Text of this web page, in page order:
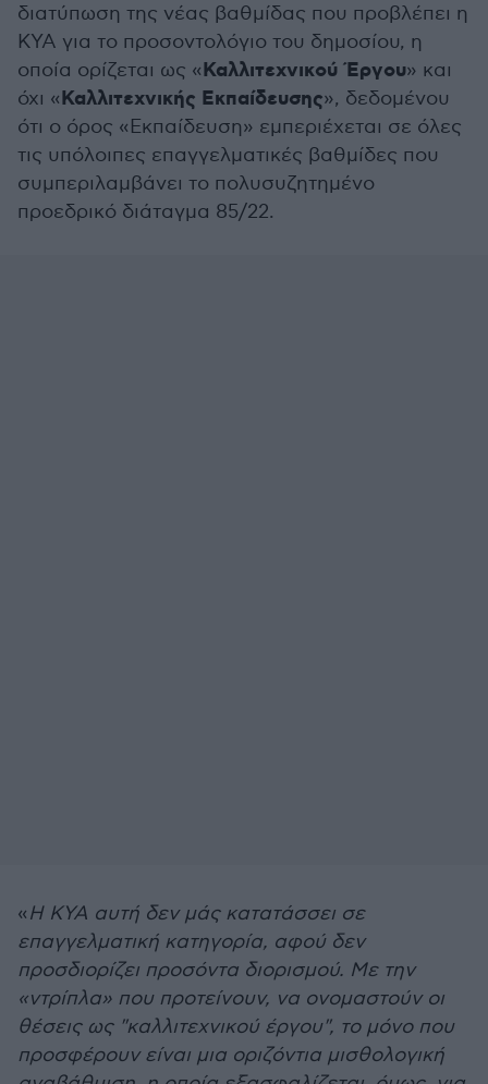
διατύπωση της νέας βαθμίδας που προβλέπει η
ΚΥΑ για το προσοντολόγιο του δημοσίου, η
οποία ορίζεται ως «Καλλιτεχνικού Έργου» και
όχι «Καλλιτεχνικής Εκπαίδευσης», δεδομένου
ότι ο όρος «Εκπαίδευση» εμπεριέχεται σε όλες
τις υπόλοιπες επαγγελματικές βαθμίδες που
συμπεριλαμβάνει το πολυσυζητημένο
προεδρικό διάταγμα 85/22.
«Η ΚΥΑ αυτή δεν μάς κατατάσσει σε
επαγγελματική κατηγορία, αφού δεν
προσδιορίζει προσόντα διορισμού. Με την
«ντρίπλα» που προτείνουν, να ονομαστούν οι
θέσεις ως "καλλιτεχνικού έργου", το μόνο που
προσφέρουν είναι μια οριζόντια μισθολογική